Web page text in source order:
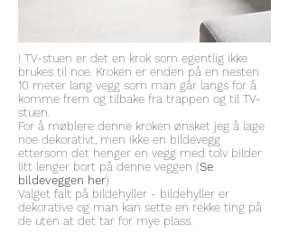
I TV-stuen er det en krok som egentlig ikke
brukes til noe. Kroken er enden på en nesten
10 meter lang vegg som man går langs for å
komme frem og tilbake fra trappen og til TV-
stuen.
For å møblere denne kroken ønsket jeg å lage
noe dekorativt, men ikke en bildevegg
ettersom det henger en vegg med tolv bilder
litt lenger bort på denne veggen (Se
bildeveggen her)
Valget falt på bildehyller - bildehyller er
dekorative og man kan sette en rekke ting på
de uten at det tar for mye plass.